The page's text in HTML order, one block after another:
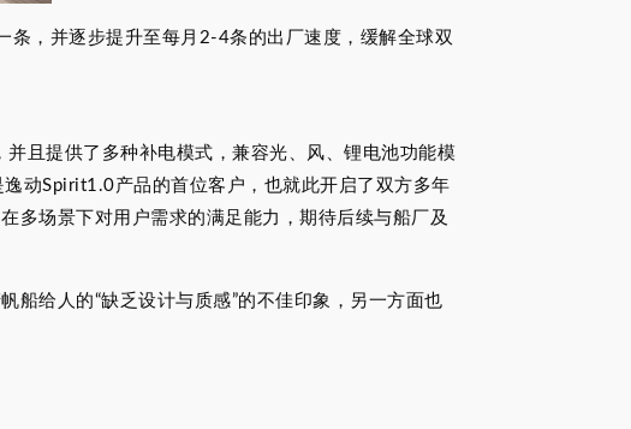
条，并逐步提升至每月2-4条的出厂速度，缓解全球双
且提供了多种补电模式，兼容光、风、锂电池功能模
动Spirit1.0产品的首位客户，也就此开启了双方多年
多场景下对用户需求的满足能力，期待后续与船厂及
船给人的“缺乏设计与质感”的不佳印象，另一方面也